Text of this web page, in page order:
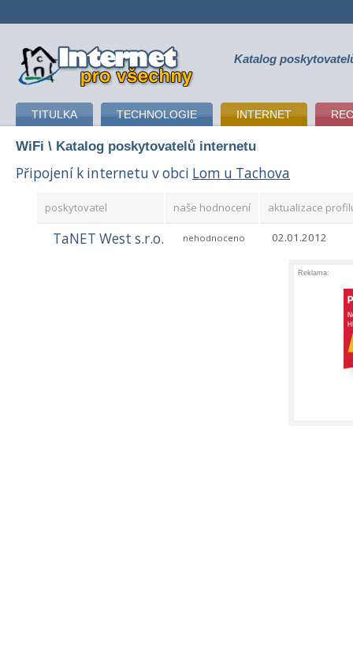
připojení k internetu Katalog
TITULKA TECHNOLOGIE INTERNET
WiFi \ Katalog poskytovatelů internetu
Připojení k internetu v obci Lom u Tachova
poskytovatel naše hodnocení aktualizace
TaNET West s.r.o. nehodnoceno 02.01.2012
Reklama: